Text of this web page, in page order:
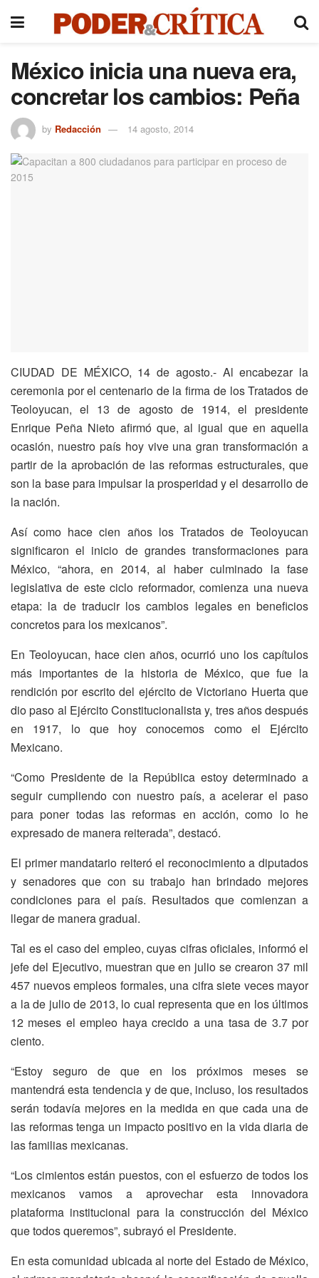
México inicia una nueva era,
concretar los cambios: Peña
by Redacción 14 agosto, 2014
CIUDAD DE MÉXICO, 14 de agosto.- Al encabezar la
ceremonia por el centenario de la firma de los Tratados de
Teoloyucan, el 13 de agosto de 1914, el presidente
Enrique Peña Nieto afirmó que, al igual que en aquella
ocasión, nuestro país hoy vive una gran transformación a
partir de la aprobación de las reformas estructurales, que
son la base para impulsar la prosperidad y el desarrollo de
la nación.
Así como hace cien años los Tratados de Teoloyucan
significaron el inicio de grandes transformaciones para
México, “ahora, en 2014, al haber culminado la fase
legislativa de este ciclo reformador, comienza una nueva
etapa: la de traducir los cambios legales en beneficios
concretos para los mexicanos”.
En Teoloyucan, hace cien años, ocurrió uno los capítulos
más importantes de la historia de México, que fue la
rendición por escrito del ejército de Victoriano Huerta que
dio paso al Ejército Constitucionalista y, tres años después
en 1917, lo que hoy conocemos como el Ejército
Mexicano.
“Como Presidente de la República estoy determinado a
seguir cumpliendo con nuestro país, a acelerar el paso
para poner todas las reformas en acción, como lo he
expresado de manera reiterada”, destacó.
El primer mandatario reiteró el reconocimiento a diputados
y senadores que con su trabajo han brindado mejores
condiciones para el país. Resultados que comienzan a
llegar de manera gradual.
Tal es el caso del empleo, cuyas cifras oficiales, informó el
jefe del Ejecutivo, muestran que en julio se crearon 37 mil
457 nuevos empleos formales, una cifra siete veces mayor
a la de julio de 2013, lo cual representa que en los últimos
12 meses el empleo haya crecido a una tasa de 3.7 por
ciento.
“Estoy seguro de que en los próximos meses se
mantendrá esta tendencia y de que, incluso, los resultados
serán todavía mejores en la medida en que cada una de
las reformas tenga un impacto positivo en la vida diaria de
las familias mexicanas.
“Los cimientos están puestos, con el esfuerzo de todos los
mexicanos vamos a aprovechar esta innovadora
plataforma institucional para la construcción del México
que todos queremos”, subrayó el Presidente.
En esta comunidad ubicada al norte del Estado de México,